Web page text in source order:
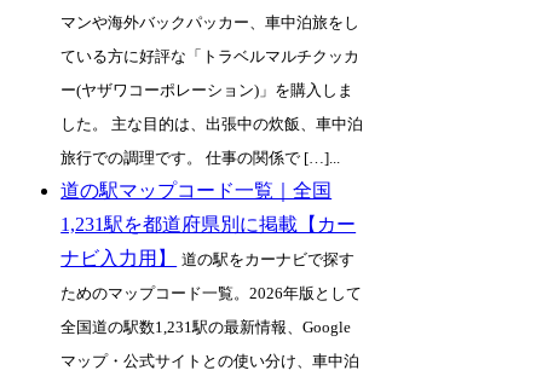
マンや海外バックパッカー、車中泊旅をし
ている方に好評な「トラベルマルチクッカ
ー(ヤザワコーポレーション)」を購入しま
した。 主な目的は、出張中の炊飯、車中泊
旅行での調理です。 仕事の関係で […]...
道の駅マップコード一覧｜全国
1,231駅を都道府県別に掲載【カー
ナビ入力用】
道の駅をカーナビで探す
ためのマップコード一覧。2026年版として
全国道の駅数1,231駅の最新情報、Google
マップ・公式サイトとの使い分け、車中泊